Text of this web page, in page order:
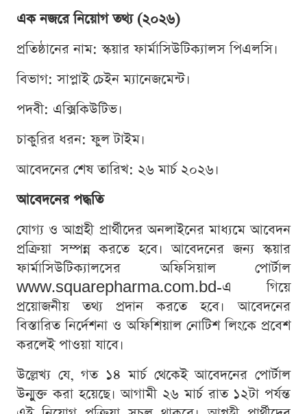
এক নজরে নিয়োগ তথ্য (২০২৬)
প্রতিষ্ঠানের নাম: স্কয়ার ফার্মাসিউটিক্যালস পিএলসি।
বিভাগ: সাপ্লাই চেইন ম্যানেজমেন্ট।
পদবী: এক্সিকিউটিভ।
চাকুরির ধরন: ফুল টাইম।
আবেদনের শেষ তারিখ: ২৬ মার্চ ২০২৬।
আবেদনের পদ্ধতি
যোগ্য ও আগ্রহী প্রার্থীদের অনলাইনের মাধ্যমে আবেদন
প্রক্রিয়া সম্পন্ন করতে হবে। আবেদনের জন্য স্কয়ার
ফার্মাসিউটিক্যালসের অফিসিয়াল পোর্টাল
www.squarepharma.com.bd-এ গিয়ে
প্রয়োজনীয় তথ্য প্রদান করতে হবে। আবেদনের
বিস্তারিত নির্দেশনা ও অফিশিয়াল নোটিশ লিংকে প্রবেশ
করলেই পাওয়া যাবে।
উল্লেখ্য যে, গত ১৪ মার্চ থেকেই আবেদনের পোর্টাল
উন্মুক্ত করা হয়েছে। আগামী ২৬ মার্চ রাত ১২টা পর্যন্ত